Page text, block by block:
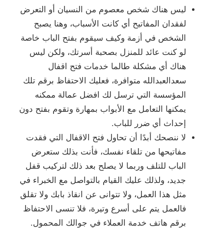
ليس هناك شخص معصوم من النسيان أو التعرض
لفقدان المفاتيح أي كانت الأسباب، وهنا يصبح
الشخص في أزمة وكيف سيقوم بفتح الباب خاصة
لو كنت عائد للمنزل بصحبة أسرتك، ولكن ليس
هناك أي مشكلة طالما خدمات فتح اقفال
سعدالعبدالله متوافرة، فعليك الاحتفاظ برقم تلك
المؤسسة التي ترسل لك افضل عمالة ممكنه
يمكنها التعامل مع الأبواب بمهارة وتقوم بفتح دون
إحداث أي ضرر للباب.
لا ننصحك أبدًا أن تحاول فتح الاقفال التي فقدت
مفاتيحها من تلقاء نفسك، فأنت بذلك ستعرض
الباب للتلف وربما لا يصلح بعد ذلك لتركيب قفل
جديد، ولذلك عليك القيام بالتواصل مع الخبراء في
مثل هذا العمل، ولا تتوانى عن انقاذ بابك ولا تقلق
فالعمل يتم على أسرع وتيرة، فلا تنسى الاحتفاظ
برقم هاتف خدمة العملاء في جوالك المحمول.